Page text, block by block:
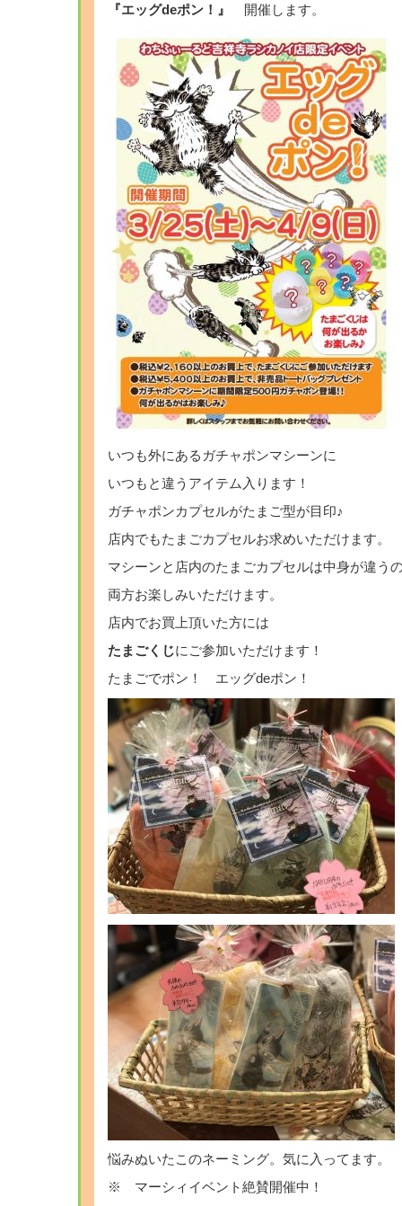
『エッグdeポン！』
開催します。
いつも外にあるガチャポンマシーンに
いつもと違うアイテム入ります！
ガチャポンカプセルがたまご型が目印♪
店内でもたまごカプセルお求めいただけます。
マシーンと店内のたまごカプセルは中身が違う
両方お楽しみいただけます。
店内でお買上頂いた方には
たまごくじにご参加いただけます！
たまごでポン！ エッグdeポン！
悩みぬいたこのネーミング。気に入ってます。
※ マーシィイベント絶賛開催中！